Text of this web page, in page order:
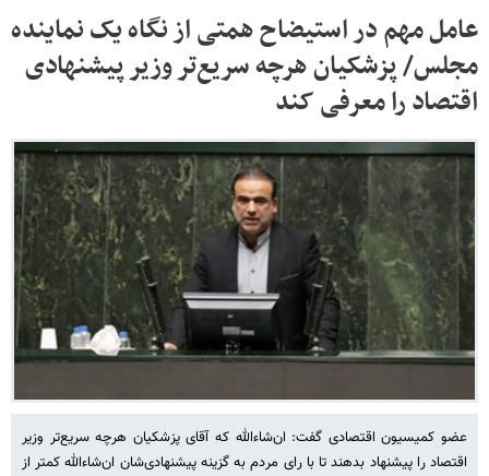
عامل مهم در استیضاح همتی از نگاه یک نماینده
مجلس/ پزشکیان هرچه سریع‌تر وزیر پیشنهادی
اقتصاد را معرفی کند
عضو کمیسیون اقتصادی گفت: ان‌شاءالله که آقای پزشکیان هرچه سریع‌تر وزیر
اقتصاد را پیشنهاد بدهند تا با رای مردم به گزینه پیشنهادی‌شان ان‌شاءالله کمتر از